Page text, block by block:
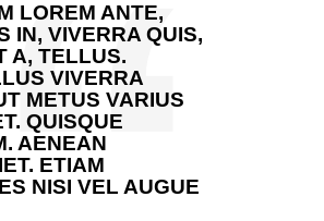
LOREM ANTE,
IN, VIVERRA QUIS,
A, TELLUS.
VIVERRA
METUS VARIUS
QUISQUE
AENEAN
ETIAM
NISI VEL AUGUE